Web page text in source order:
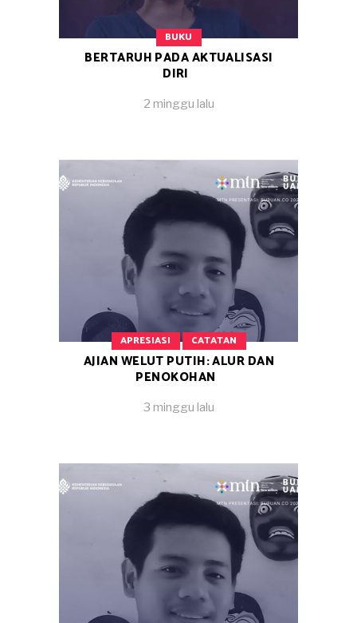
BUKU
BERTARUH PADA AKTUALISASI
DIRI
2 minggu lalu
APRESIASI CATATAN
AJIAN WELUT PUTIH: ALUR DAN
PENOKOHAN
3 minggu lalu